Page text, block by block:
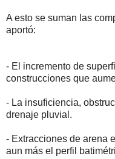
A esto se suman las
aportó:
- El incremento de
construcciones que
- La insuficiencia,
drenaje pluvial.
- Extracciones de arena
aun más el perfil